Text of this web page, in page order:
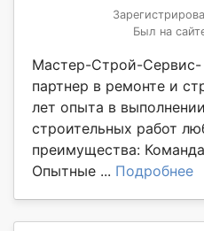
Был на
Мастер-Строй-
партнер в ремонте и
лет опыта в
строительных работ
преимущества:
Опытные ... Подробнее